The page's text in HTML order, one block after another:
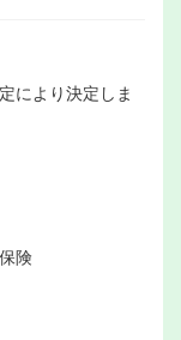
により決定しま
険